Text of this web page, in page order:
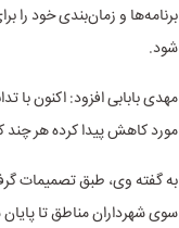
برنامه‌ها و زمان‌بندی خود را
شود.
مورد کاهش پیدا کرده هر چند
به گفته وی، طبق تصمیمات
سوی شهرداران مناطق تا پایان سال ۱۴۰۲ تعیین تکلیف شود که اکنون در